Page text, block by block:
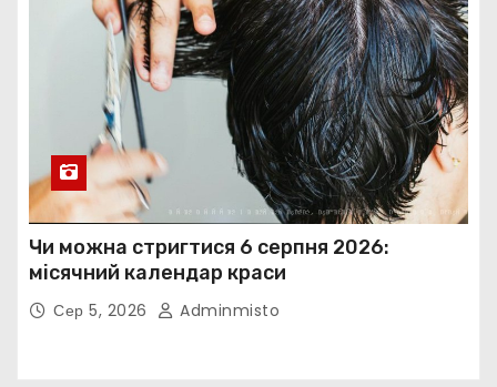
Чи можна стригтися 6 серпня 2026:
місячний календар краси
Сер 5, 2026 Adminmisto